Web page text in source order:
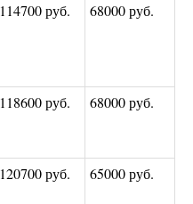
114700 руб. 68000 руб.
118600 руб. 68000 руб.
120700 руб. 65000 руб.